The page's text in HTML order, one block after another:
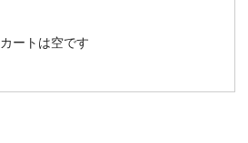
カートは空です